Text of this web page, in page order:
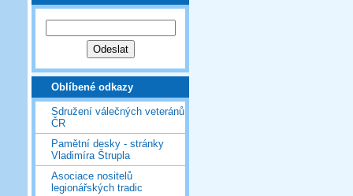
Oblíbené odkazy
Sdružení válečných veteránů
ČR
Pamětní desky - stránky
Vladimíra Štrupla
Asociace nositelů
legionářských tradic